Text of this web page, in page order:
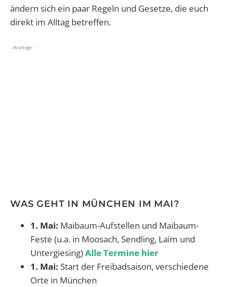
ändern sich ein paar Regeln und Gesetze, die euch
direkt im Alltag betreffen.
- Anzeige -
WAS GEHT IN MÜNCHEN IM MAI?
1. Mai: Maibaum-Aufstellen und Maibaum-
Feste (u.a. in Moosach, Sendling, Laim und
Untergiesing)Alle Termine hier
1. Mai: Start der Freibadsaison, verschiedene
Orte in München